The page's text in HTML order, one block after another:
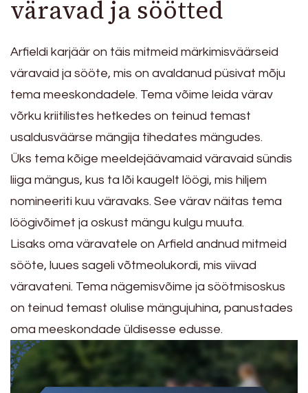
väravad ja söötted
Arfieldi karjäär on täis mitmeid märkimisväärseid
väravaid ja sööte, mis on avaldanud püsivat mõju
tema meeskondadele. Tema võime leida värav
võrku kriitilistes hetkedes on teinud temast
usaldusväärse mängija tihedates mängudes.
Üks tema kõige meeldejäävamaid väravaid sündis
liiga mängus, kus ta lõi kaugelt löögi, mis hiljem
nomineeriti kuu väravaks. See värav näitas tema
löögivõimet ja oskust mängu kulgu muuta.
Lisaks oma väravatele on Arfield andnud mitmeid
sööte, luues sageli võtmeolukordi, mis viivad
väravateni. Tema nägemisvõime ja söötmisoskus
on teinud temast olulise mängujuhina, panustades
oma meeskondade üldisesse edusse.